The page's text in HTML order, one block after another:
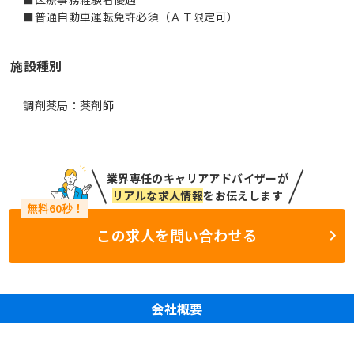
■普通自動車運転免許必須（ＡＴ限定可）
施設種別
調剤薬局：薬剤師
業界専任のキャリアアドバイザーが
リアルな求人情報をお伝えします
この求人を問い合わせる
会社概要